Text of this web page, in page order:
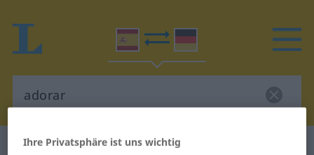
Spanisch-Deutsch Wörterbuch
Ihre Privatsphäre ist uns wichtig